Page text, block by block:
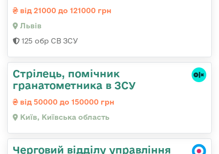
від 21000 до 121000 грн
Львів
125 обр СВ ЗСУ
Стрілець, помічник
гранатометника в ЗСУ
від 50000 до 150000 грн
Київ, Київська область
Черговий відділу управління